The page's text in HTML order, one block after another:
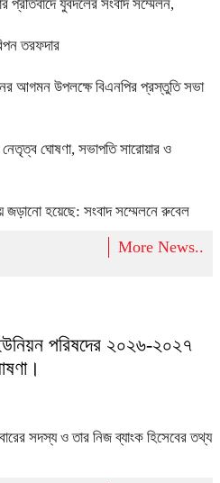
প্রতিবাদে যুবদলের সংবাদ সম্মেলন,
তরফদার
আগমন উপলক্ষে বিএনপির প্রস্তুতি সভা
নেতৃত্ব ঘোষণা, সভাপতি সারোয়ার ও
জড়ানো হয়েছে: সংবাদ সম্মেলনে রুবেল
More News..
পরিষদের ২০২৬-২০২৭
সদস্য ও তার নিজ ব্যাংক হিসেবের তথ্য